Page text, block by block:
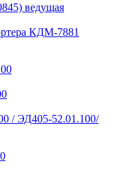
ведущая
КДМ-7881
/ ЭД405-52.01.100/